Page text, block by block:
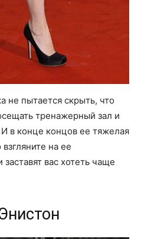
не пытается скрыть, что
тренажерный зал и
в конце концов ее тяжелая
на ее
вас хотеть чаще